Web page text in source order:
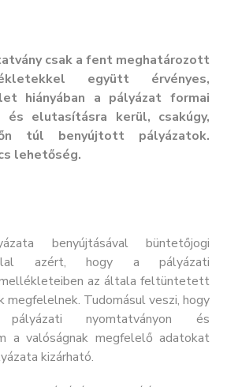
csak a fent meghatározott
együtt érvényes,
hiányában a pályázat formai
és elutasításra kerül, csakúgy,
túl benyújtott pályázatok.
lehetőség.
benyújtásával büntetőjogi
azért, hogy a pályázati
az általa feltüntetett
megfelelnek. Tudomásul veszi, hogy
nyomtatványon és
a valóságnak megfelelő adatokat
kizárható.